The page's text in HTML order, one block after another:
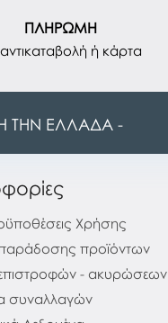
ΠΛΗΡΩΜΗ
ή κάρτα
ΤΗΝ ΕΛΛΑΔΑ -
Χρήσης
παράδοσης προϊόντων
επιστροφών - ακυρώσεων
συναλλαγών